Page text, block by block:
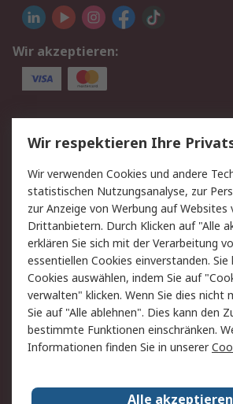
Wir akzeptieren:
Service
Value Added Services
Rücksendung/Entsorgung
Hilfe
Rechtliches
RS Verkaufs- und
Lieferbedingungen
Cookie-Richtlinie
Impressum
RS
Wir respektieren Ihre
Wir verwenden Cookies und andere
statistischen Nutzungsanalyse, zur
zur Anzeige von Werbung auf Websites
Drittanbietern. Durch Klicken auf "Alle
erklären Sie sich mit der Verarbeitung
essentiellen Cookies einverstanden. Sie
Cookies auswählen, indem Sie auf
verwalten" klicken. Wenn Sie dies nicht
Sie auf "Alle ablehnen". Dies kann den
bestimmte Funktionen einschränken.
Informationen finden Sie in unserer
Alle akzeptieren